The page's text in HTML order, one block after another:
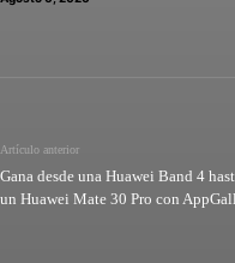
Artículo anterior
Gana desde una Huawei Band 4
un Huawei Mate 30 Pro con